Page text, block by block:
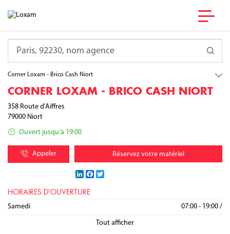
France
Corner Loxam - Brico Cash Niort
CORNER LOXAM - BRICO CASH NIORT
358 Route d'Aiffres
79000 Niort
Ouvert jusqu'à 19:00
Appeler Réservez votre matériel
LinkedInFacebook
HORAIRES D'OUVERTURE
Lundi /14:00 - 19:00
Mardi /14:00 - 19:00
Mercredi /14:00 - 19:00
Jeudi /14:00 - 19:00
Vendredi /14:00 - 19:00
Samedi 07:00 - 19:00 /
Tout afficher